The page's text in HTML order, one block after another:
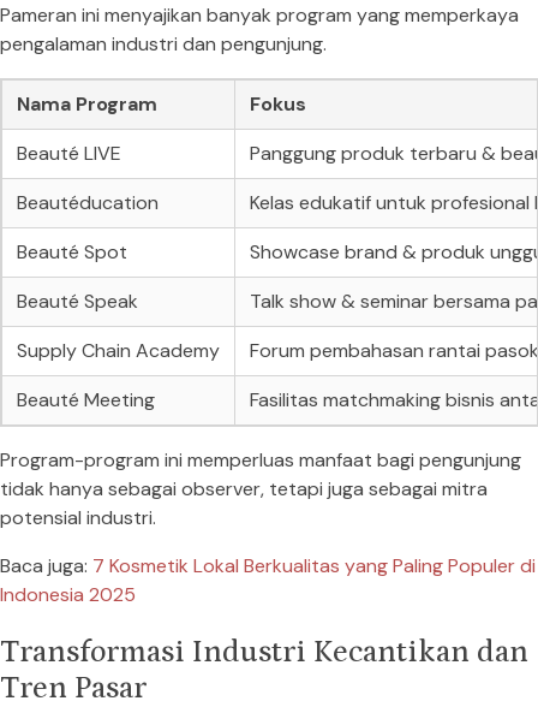
Pameran ini menyajikan banyak program yang memperkaya
pengalaman industri dan pengunjung.
Nama Program
Fokus
Beauté LIVE
Panggung produk terbaru &
Beautéducation
Kelas edukatif untuk profesional
Beauté Spot
Showcase brand & produk
Beauté Speak
Talk show & seminar bersama
Supply Chain Academy
Forum pembahasan rantai
Beauté Meeting
Fasilitas matchmaking bisnis
Program-program ini memperluas manfaat bagi pengunjung
tidak hanya sebagai observer, tetapi juga sebagai mitra
potensial industri.
Baca juga: 7 Kosmetik Lokal Berkualitas yang Paling Populer di
Indonesia 2025
Transformasi Industri Kecantikan dan
Tren Pasar